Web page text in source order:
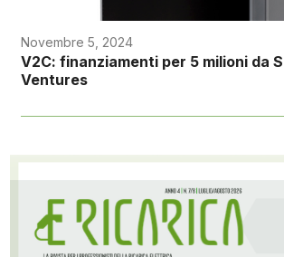
Novembre 5, 2024
V2C: finanziamenti per 5 milioni da
Ventures